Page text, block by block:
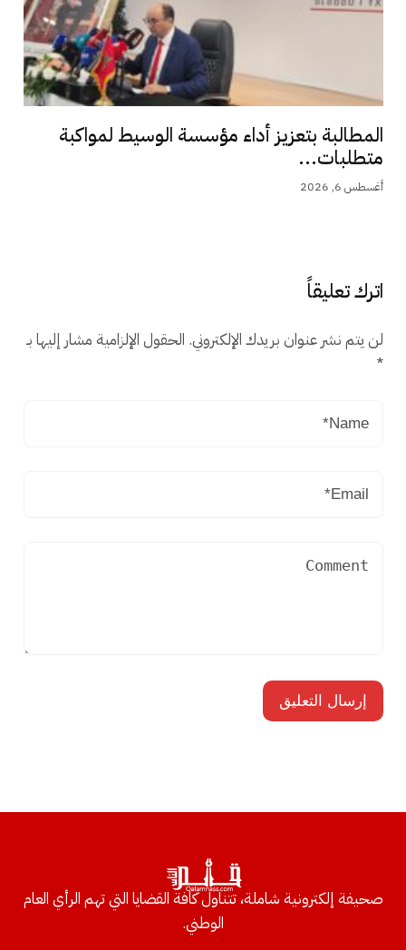
المطالبة بتعزيز أداء مؤسسة الوسيط لمواكبة
متطلبات...
أغسطس 6, 2026
اترك تعليقاً
لن يتم نشر عنوان بريدك الإلكتروني. الحقول الإلزامية مشار إليها بـ
*
صحيفة إلكترونية شاملة، تتناول كافة القضايا التي تهم الرأي العام
الوطني.